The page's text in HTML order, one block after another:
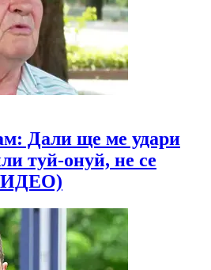
Дали ще ме удари
туй-онуй, не се